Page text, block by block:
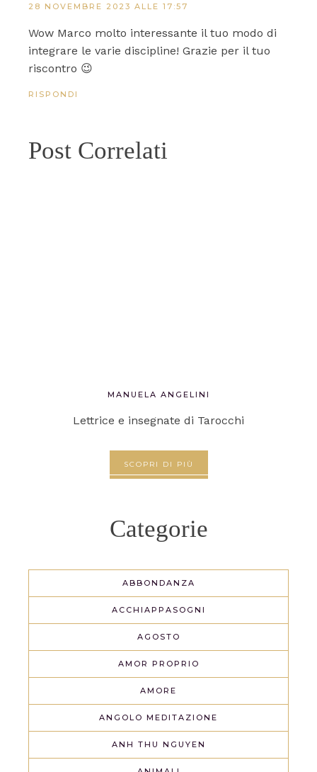
28 NOVEMBRE 2023 ALLE 17:57
Wow Marco molto interessante il tuo modo di
integrare le varie discipline! Grazie per il tuo
riscontro 😉
RISPONDI
Post Correlati
MANUELA ANGELINI
Lettrice e insegnate di Tarocchi
SCOPRI DI PIÙ
Categorie
ABBONDANZA
ACCHIAPPASOGNI
AGOSTO
AMOR PROPRIO
AMORE
ANGOLO MEDITAZIONE
ANH THU NGUYEN